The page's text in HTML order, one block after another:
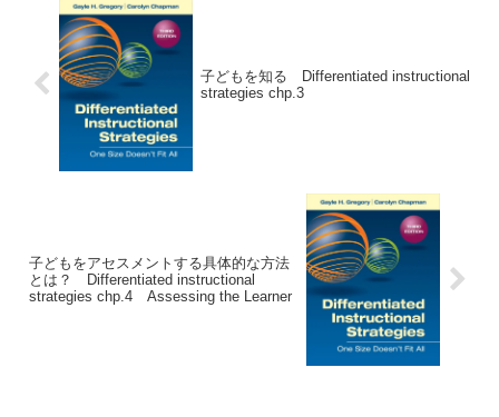
子どもを知る Differentiated instructional
strategies chp.3
子どもをアセスメントする具体的な方法
とは？ Differentiated instructional
strategies chp.4 Assessing the Learner